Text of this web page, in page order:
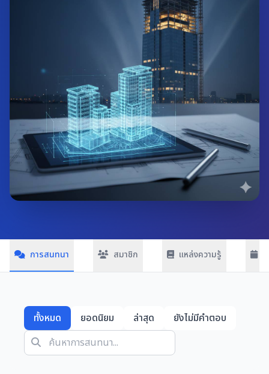
การสนทนา สมาชิก แหล่งความรู้
ทั้งหมด ยอดนิยม ล่าสุด ยังไม่มีคำตอบ